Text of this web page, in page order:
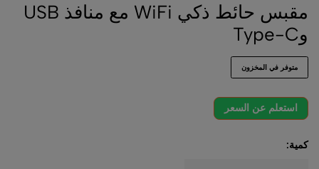
مقبس حائط ذكي WiFi مع منافذ USB
وType-C
متوفر في المخزون
استعلم عن السعر
كمية: